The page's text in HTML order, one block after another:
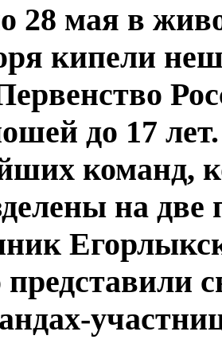
мая в
кипели
до 17
команд,
на
представили